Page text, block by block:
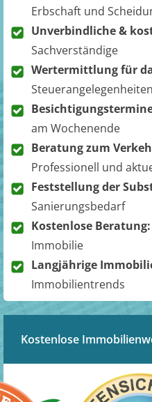
Erbschaft und
Unverbindliche &
Sachverständige
Wertermittlung für
Steuerangelegenheiten
am Wochenende
Beratung zum
Professionell und
Feststellung der
Sanierungsbedarf
Kostenlose Beratung:
Immobilie
Langjährige
Immobilientrends
Kostenlose